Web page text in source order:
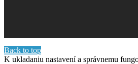
Back to top
K ukladaniu nastavení a správnemu